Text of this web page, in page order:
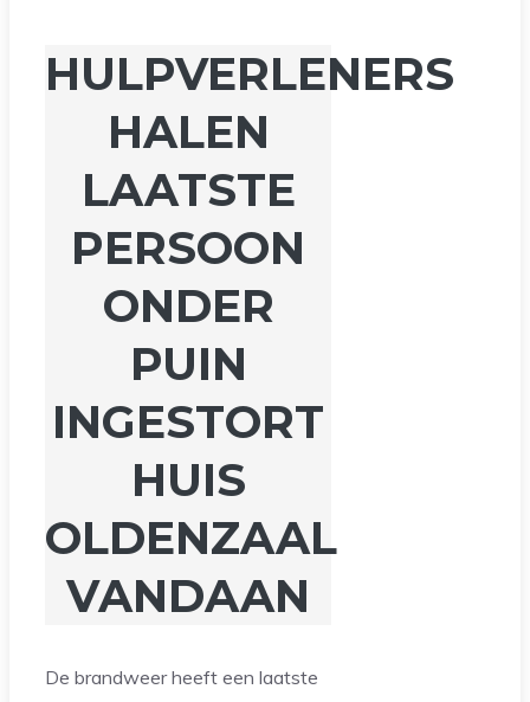
HULPVERLENERS
HALEN
LAATSTE
PERSOON
ONDER
PUIN
INGESTORT
HUIS
OLDENZAAL
VANDAAN
De brandweer heeft een laatste